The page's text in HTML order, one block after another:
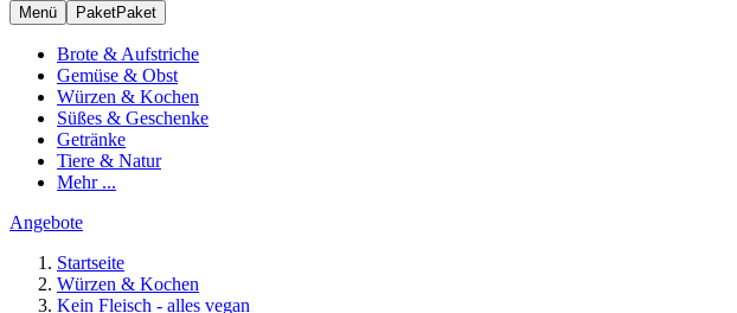
Menü PaketPaket
Brote & Aufstriche
Gemüse & Obst
Würzen & Kochen
Süßes & Geschenke
Getränke
Tiere & Natur
Mehr ...
Angebote
Startseite
Würzen & Kochen
Kein Fleisch - alles vegan